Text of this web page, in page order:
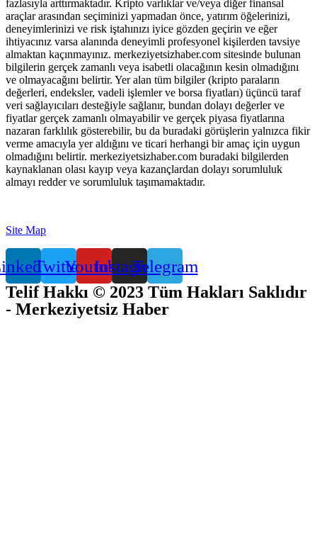
fazlasıyla arttırmaktadır. Kripto varlıklar ve/veya diğer finansal
araçlar arasından seçiminizi yapmadan önce, yatırım öğelerinizi,
deneyimlerinizi ve risk iştahınızı iyice gözden geçirin ve eğer
ihtiyacınız varsa alanında deneyimli profesyonel kişilerden tavsiye
almaktan kaçınmayınız. merkeziyetsizhaber.com sitesinde bulunan
bilgilerin gerçek zamanlı veya isabetli olacağının kesin olmadığını
ve olmayacağını belirtir. Yer alan tüm bilgiler (kripto paraların
değerleri, endeksler, vadeli işlemler ve borsa fiyatları) üçüncü taraf
veri sağlayıcıları desteğiyle sağlanır, bundan dolayı değerler ve
fiyatlar gerçek zamanlı olmayabilir ve gerçek piyasa fiyatlarına
nazaran farklılık gösterebilir, bu da buradaki görüşlerin yalnızca fikir
verme amacıyla yer aldığını ve ticari herhangi bir amaç için uygun
olmadığını belirtir. merkeziyetsizhaber.com buradaki bilgilerden
kaynaklanan olası kayıp veya kazançlardan dolayı sorumluluk
almayı redder ve sorumluluk taşımamaktadır.
Site Map
TwitterYoutubeInstagramTelegram
Telif Hakkı © 2023 Tüm Hakları Saklıdır
- Merkeziyetsiz Haber